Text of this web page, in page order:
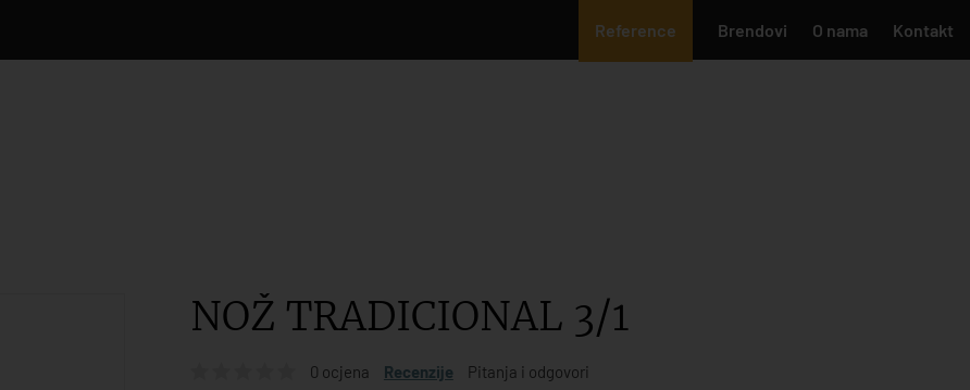
Reference Brendovi O nama Kontakt
NOŽ TRADICIONAL 3/1
0 ocjena Recenzije Pitanja i odgovori